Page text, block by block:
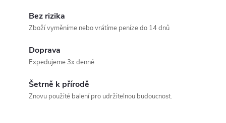
Bez rizika
Zboží vyměníme nebo vrátíme peníze do 14 dnů
Doprava
Expedujeme 3x denně
Šetrně k přírodě
Znovu použité balení pro udržitelnou budoucnost.